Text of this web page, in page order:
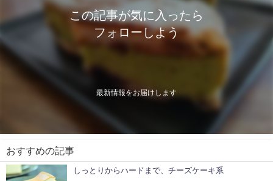
この記事が気に入ったら
フォローしよう
最新情報をお届けします
おすすめの記事
しっとりからハードまで、チーズケーキ系